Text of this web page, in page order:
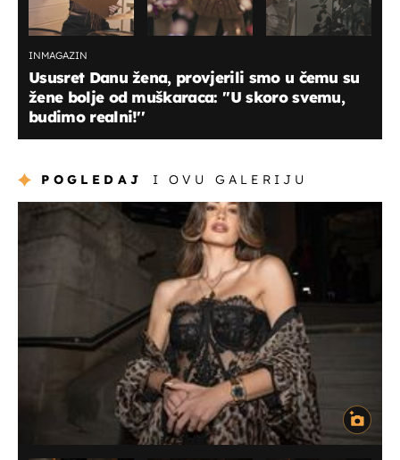
INMAGAZIN
Ususret Danu žena, provjerili smo u čemu su
žene bolje od muškaraca: ''U skoro svemu,
budimo realni!''
POGLEDAJ I OVU GALERIJU